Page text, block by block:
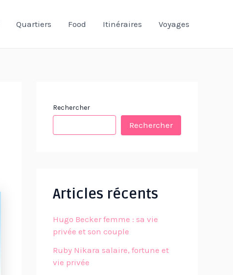
Quartiers Food Itinéraires Voyages
Rechercher
Rechercher
Articles récents
Hugo Becker femme : sa vie
privée et son couple
Ruby Nikara salaire, fortune et
vie privée